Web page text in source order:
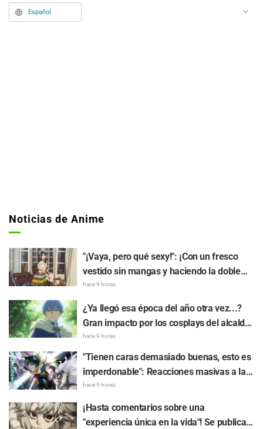
Español
Noticias de Anime
"¡Vaya, pero qué sexy!": ¡Con un fresco
vestido sin mangas y haciendo la doble
paz! La foto del reencuentro entre la
cantante Asaka y un caballo de carreras
se vuelve tendencia
hace 9 horas
¿Ya llegó esa época del año otra vez...?
Gran impacto por los cosplays del alcalde
de Nagoya como Himmel de "Frieren: Más
allá del final del viaje" y del gobernador de
Aichi como Muzan Kibutsuji de "Demon
Slayer: Kimetsu no Yaiba"
hace 9 horas
"Tienen caras demasiado buenas, esto es
imperdonable": Reacciones masivas a la
revelación de la imagen visual de los "Diez
Mejores" del Top 10 de la encuesta de
popularidad de "My Hero Academia"
hace 9 horas
¡Hasta comentarios sobre una
"experiencia única en la vida"! Se publica